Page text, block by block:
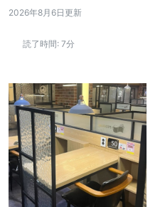
2026年8月6日更新
読了時間: 7分